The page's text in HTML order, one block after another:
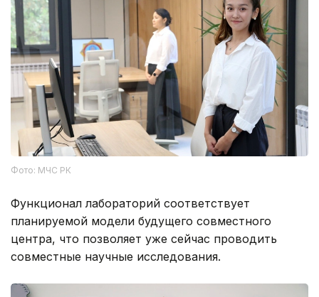
Фото: МЧС РК
Функционал лабораторий соответствует
планируемой модели будущего совместного
центра, что позволяет уже сейчас проводить
совместные научные исследования.